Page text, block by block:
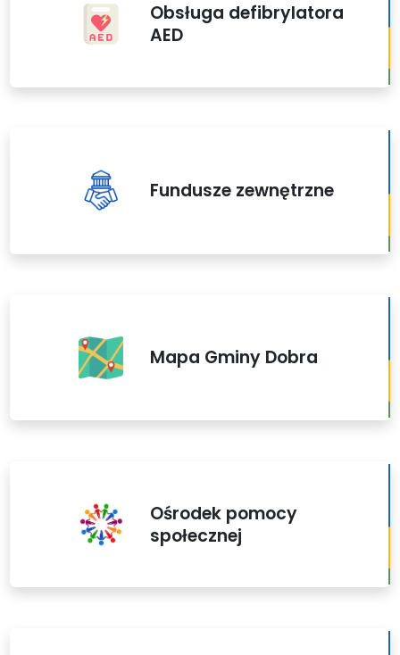
Obsługa defibrylatora
AED
Fundusze zewnętrzne
Mapa Gminy Dobra
Ośrodek pomocy
społecznej